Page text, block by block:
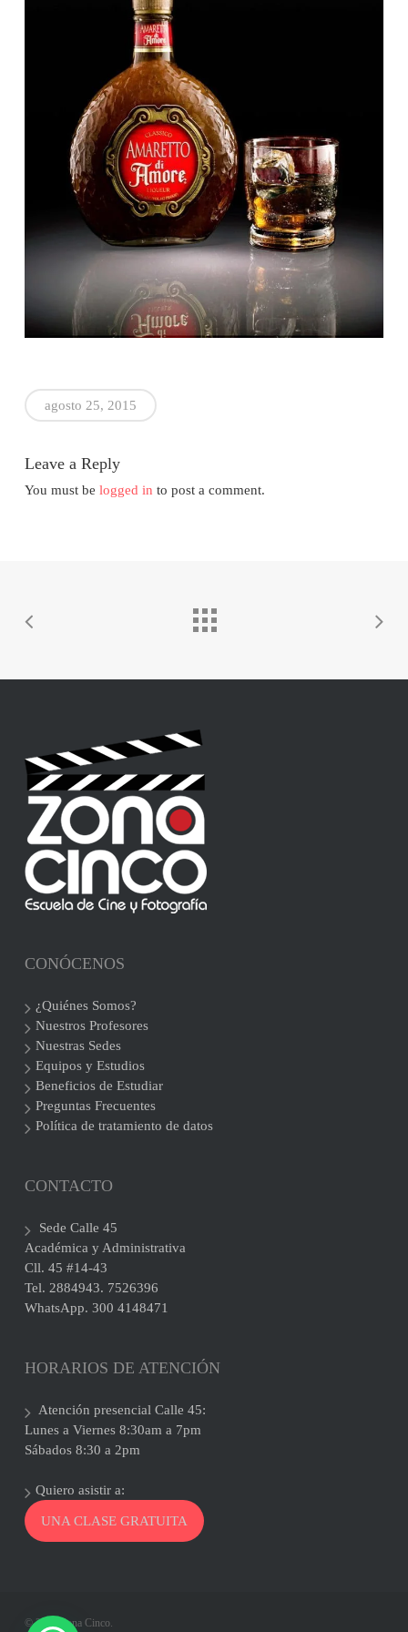
agosto 25, 2015
Leave a Reply
You must be logged in to post a comment.
CONÓCENOS
¿Quiénes Somos?
Nuestros Profesores
Nuestras Sedes
Equipos y Estudios
Beneficios de Estudiar
Preguntas Frecuentes
Política de tratamiento de datos
CONTACTO
Sede Calle 45
Académica y Administrativa
Cll. 45 #14-43
Tel. 2884943. 7526396
WhatsApp. 300 4148471
HORARIOS DE ATENCIÓN
Atención presencial Calle 45:
Lunes a Viernes 8:30am a 7pm
Sábados 8:30 a 2pm
Quiero asistir a:
UNA CLASE GRATUITA
© 2026 Zona Cinco.